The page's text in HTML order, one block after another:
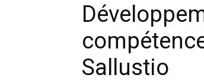
Sallustio